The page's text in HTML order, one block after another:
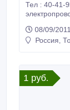
Тел : 40-41-95 Услуги автоэлектрика.
электропроводки, генераторов,
сабвуферов, акустические полки и подиумы ,
рулевой вал , капот), громкой
08/09/2011
Россия,
1 руб.